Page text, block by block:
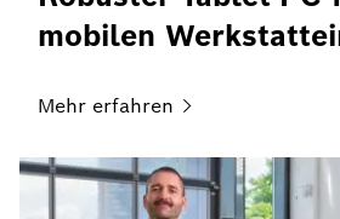
mobilen
Mehr erfahren